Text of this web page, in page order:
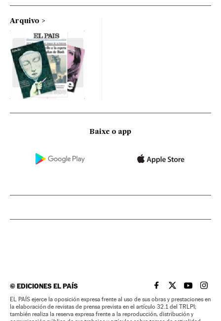
Arquivo
Baixe o app
©EDICIONES EL PAÍS EL PAÍS BRASIL EN
EL PAÍSEL PAÍS
EL
EL PAÍS ejerce la oposición expresa frente al uso de sus obras y prestaciones en
la elaboración de revistas de prensa prevista en el artículo 32.1 del TRLPI;
también realiza la reserva expresa frente a la reproducción, distribución y